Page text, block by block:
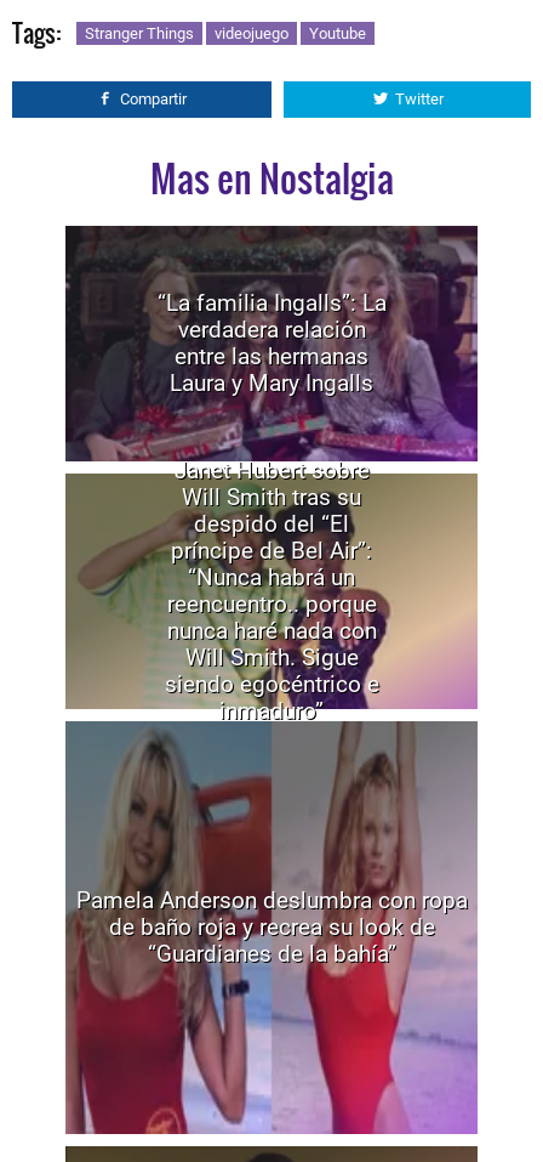
Tags: Stranger Things videojuego Youtube
Compartir Twitter
Mas en Nostalgia
“La familia Ingalls”: La
verdadera relación
entre las hermanas
Laura y Mary Ingalls
Janet Hubert sobre
Will Smith tras su
despido del “El
príncipe de Bel Air”:
“Nunca habrá un
reencuentro.. porque
nunca haré nada con
Will Smith. Sigue
siendo egocéntrico e
inmaduro”
Pamela Anderson deslumbra con ropa
de baño roja y recrea su look de
“Guardianes de la bahía”